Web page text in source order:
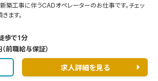
築工事に伴うCADオペレーターのお仕事です。チェッ
ます。
歩で1分
前職給与保証）
求人詳細を見る